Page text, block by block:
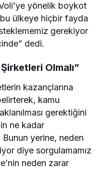
yönelik boykot
ülkeye hiçbir fayda
gerekiyor
dedi.
Olmalı”
kazançlarına
kamu
gerektiğini
ne kadar
Bunun yerine, neden
diye sorgulamamız
neden zarar